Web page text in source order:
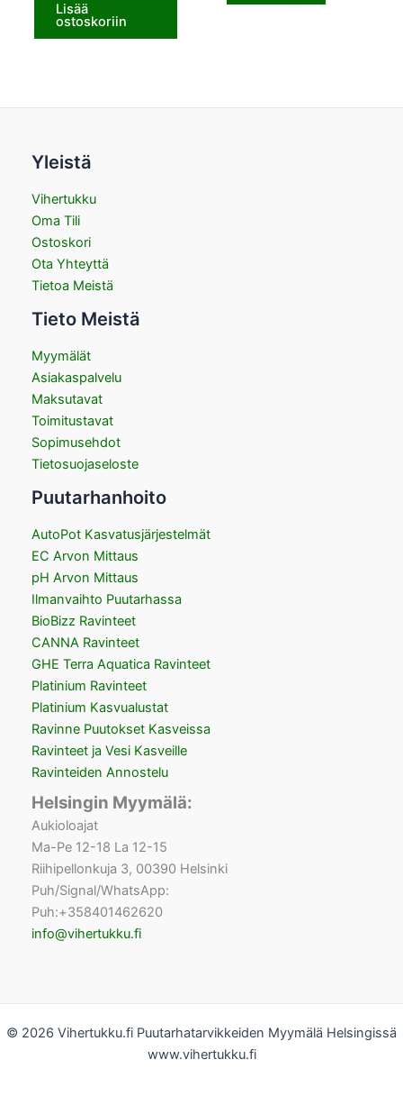
Lisää
ostoskoriin
Yleistä
Vihertukku
Oma Tili
Ostoskori
Ota Yhteyttä
Tietoa Meistä
Tieto Meistä
Myymälät
Asiakaspalvelu
Maksutavat
Toimitustavat
Sopimusehdot
Tietosuojaseloste
Puutarhanhoito
AutoPot Kasvatusjärjestelmät
EC Arvon Mittaus
pH Arvon Mittaus
Ilmanvaihto Puutarhassa
BioBizz Ravinteet
CANNA Ravinteet
GHE Terra Aquatica Ravinteet
Platinium Ravinteet
Platinium Kasvualustat
Ravinne Puutokset Kasveissa
Ravinteet ja Vesi Kasveille
Ravinteiden Annostelu
Helsingin Myymälä:
Aukioloajat
Ma-Pe 12-18 La 12-15
Riihipellonkuja 3, 00390 Helsinki
Puh/Signal/WhatsApp:
Puh:+358401462620
info@vihertukku.fi
© 2026 Vihertukku.fi Puutarhatarvikkeiden Myymälä Helsingissä
www.vihertukku.fi